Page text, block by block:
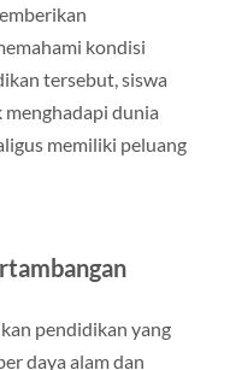
kondisi
tersebut, siswa
dunia
memiliki peluang
pendidikan yang
daya alam dan